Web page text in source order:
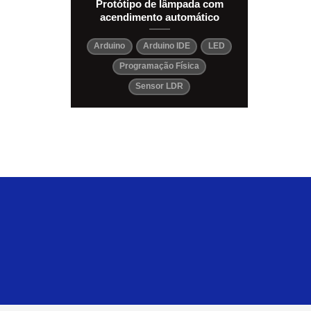
Protótipo de lâmpada com
acendimento automático
Arduino Arduino IDE LED
Programação Física
Sensor LDR